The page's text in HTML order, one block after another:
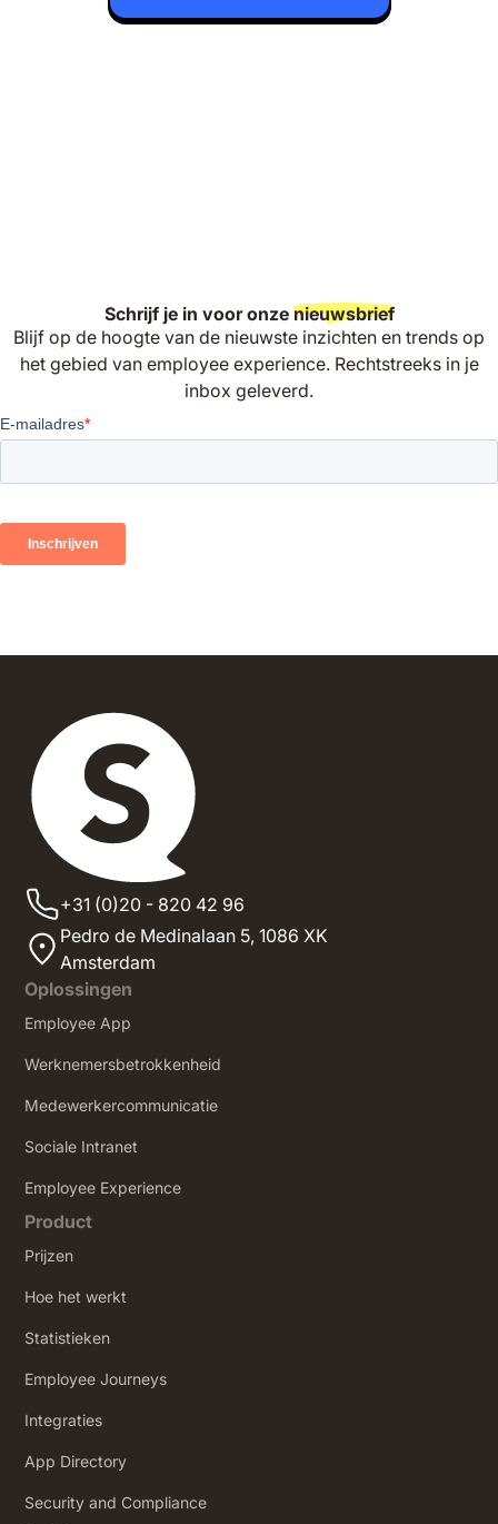
Schrijf je in voor onze nieuwsbrief
Blijf op de hoogte van de nieuwste inzichten en trends op
het gebied van employee experience. Rechtstreeks in je
inbox geleverd.
+31 (0)20 - 820 42 96
Pedro de Medinalaan 5,1086 XK
Amsterdam
Oplossingen
Employee App
Werknemersbetrokkenheid
Medewerkercommunicatie
Sociale Intranet
‍Employee Experience
Product
Prijzen
Hoe het werkt
Statistieken
Employee Journeys
Integraties
App Directory
Security and Compliance